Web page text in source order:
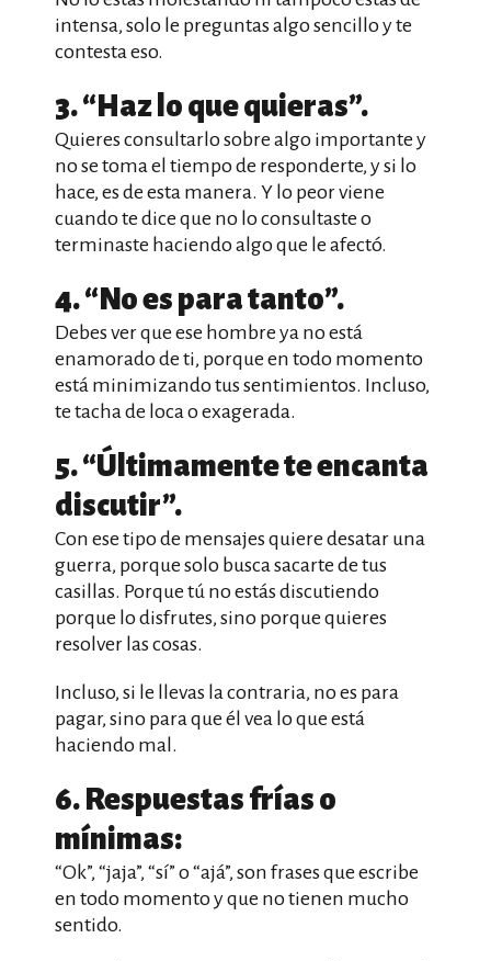
intensa, solo le preguntas algo sencillo y te
contesta eso.
3. “Haz lo que quieras”.
Quieres consultarlo sobre algo importante y
no se toma el tiempo de responderte, y si lo
hace, es de esta manera. Y lo peor viene
cuando te dice que no lo consultaste o
terminaste haciendo algo que le afectó.
4. “No es para tanto”.
Debes ver que ese hombre ya no está
enamorado de ti, porque en todo momento
está minimizando tus sentimientos. Incluso,
te tacha de loca o exagerada.
5. “Últimamente te encanta
discutir”.
Con ese tipo de mensajes quiere desatar una
guerra, porque solo busca sacarte de tus
casillas. Porque tú no estás discutiendo
porque lo disfrutes, sino porque quieres
resolver las cosas.
Incluso, si le llevas la contraria, no es para
pagar, sino para que él vea lo que está
haciendo mal.
6. Respuestas frías o
mínimas:
“Ok”, “jaja”, “sí” o “ajá”, son frases que escribe
en todo momento y que no tienen mucho
sentido.